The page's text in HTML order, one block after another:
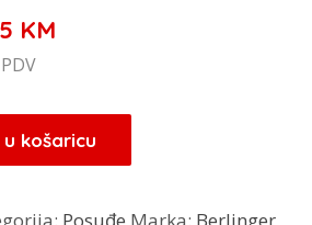
KM.
KM
28,05 KM.
košaricu